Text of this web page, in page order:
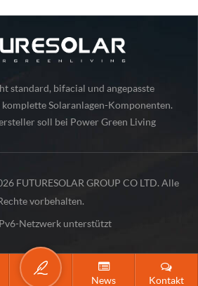
standard, bifacial und angepasste
Solaranlagen-Komponenten.
soll bei Power Green Living
FUTURESOLAR GROUP CO LTD. Alle
vorbehalten.
Netzwerk unterstützt
News Kontakt